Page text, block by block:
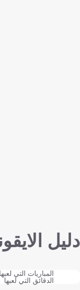
دليل
المباريات التي لعبها
الدقائق التي لعبها